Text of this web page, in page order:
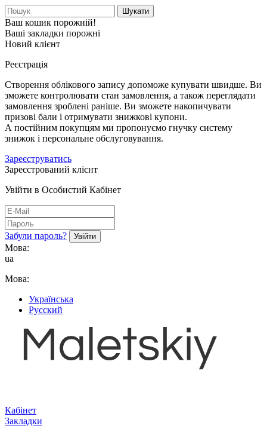
Шукати
Ваш кошик порожній!
Ваші закладки порожні
Новий клієнт
Реєстрація
Створення облікового запису допоможе купувати швидше. Ви
зможете контролювати стан замовлення, а також переглядати
замовлення зроблені раніше. Ви зможете накопичувати
призові бали і отримувати знижкові купони.
А постійним покупцям ми пропонуємо гнучку систему
знижок і персональне обслуговування.
Зареєструватись
Зареєстрований клієнт
Увійти в Особистий Кабінет
Забули пароль?
Мова:
ua
Мова:
Українська
Русский
Кабінет
Закладки